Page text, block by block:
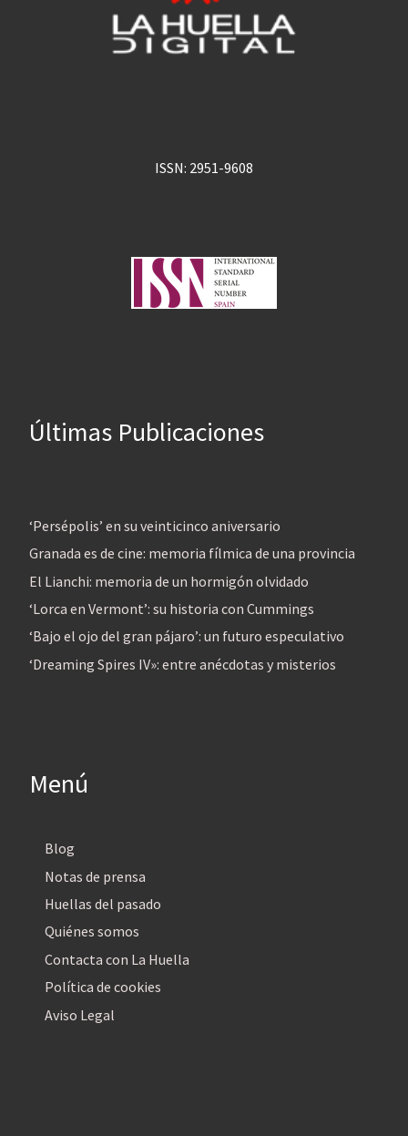
ISSN: 2951-9608
Últimas Publicaciones
‘Persépolis’ en su veinticinco aniversario
Granada es de cine: memoria fílmica de una provincia
El Lianchi: memoria de un hormigón olvidado
‘Lorca en Vermont’: su historia con Cummings
‘Bajo el ojo del gran pájaro’: un futuro especulativo
‘Dreaming Spires IV»: entre anécdotas y misterios
Menú
Blog
Notas de prensa
Huellas del pasado
Quiénes somos
Contacta con La Huella
Política de cookies
Aviso Legal